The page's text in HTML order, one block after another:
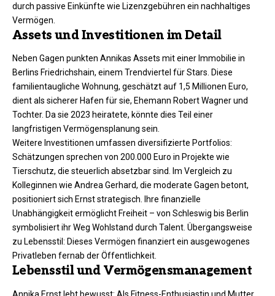
durch passive Einkünfte wie Lizenzgebühren ein nachhaltiges
Vermögen.​
Assets und Investitionen im Detail
Neben Gagen punkten Annikas Assets mit einer Immobilie in
Berlins Friedrichshain, einem Trendviertel für Stars. Diese
familientaugliche Wohnung, geschätzt auf 1,5 Millionen Euro,
dient als sicherer Hafen für sie, Ehemann Robert Wagner und
Tochter. Da sie 2023 heiratete, könnte dies Teil einer
langfristigen Vermögensplanung sein.
Weitere Investitionen umfassen diversifizierte Portfolios:
Schätzungen sprechen von 200.000 Euro in Projekte wie
Tierschutz, die steuerlich absetzbar sind. Im Vergleich zu
Kolleginnen wie Andrea Gerhard, die moderate Gagen betont,
positioniert sich Ernst strategisch. Ihre finanzielle
Unabhängigkeit ermöglicht Freiheit – von Schleswig bis Berlin
symbolisiert ihr Weg Wohlstand durch Talent. Übergangsweise
zu Lebensstil: Dieses Vermögen finanziert ein ausgewogenes
Privatleben fernab der Öffentlichkeit.
Lebensstil und Vermögensmanagement
Annika Ernst lebt bewusst: Als Fitness-Enthusiastin und Mutter